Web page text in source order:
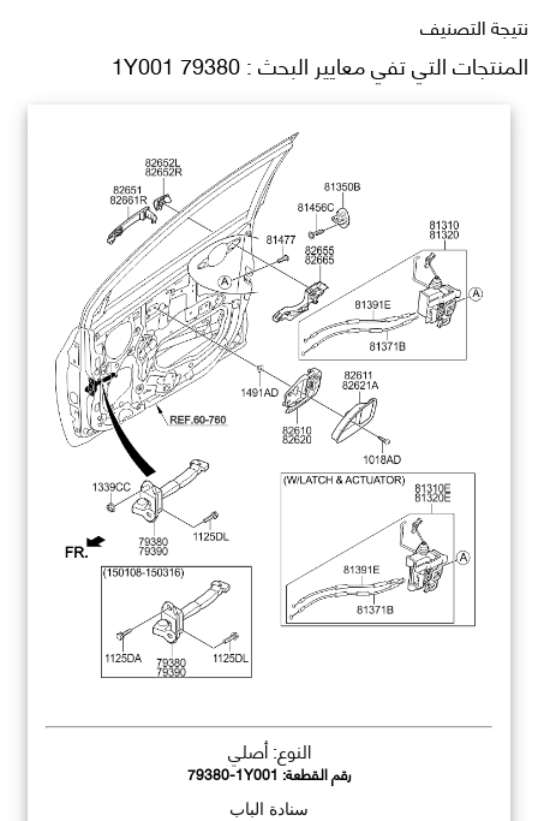
نتيجة التصنيف
المنتجات التي تفي معايير البحث : 79380 1Y001
النوع: أصلي
رقم القطعة:79380-1Y001
سنادة الباب